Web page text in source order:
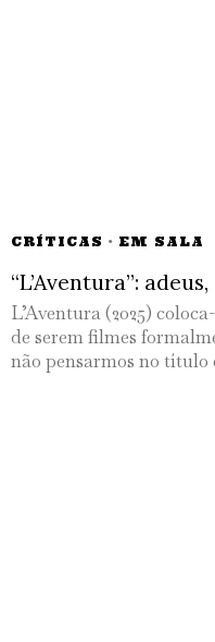
CRÍTICAS · EM SALA
“L’Aventura”:
L’Aventura (2025)
de serem filmes
não pensarmos no